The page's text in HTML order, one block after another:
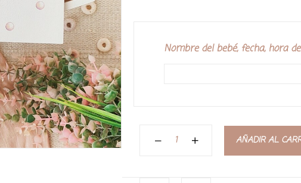
Nombre del bebé, fecha, hora
AÑADIR AL